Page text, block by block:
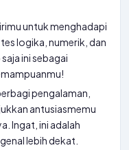
untuk menghadapi
logika, numerik, dan
ini sebagai
pengalaman,
antusiasmemu
Ingat, ini adalah
lebih dekat.